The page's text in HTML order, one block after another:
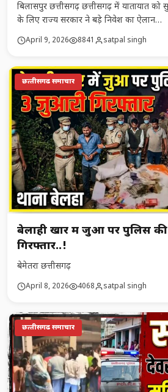
​बिलासपुर छत्तीसगढ़ ​छत्तीसगढ़ में यातायात
के लिए राज्य सरकार ने बड़े निवेश का ऐलान…
April 9, 2026 8841 satpal singh
छत्‍तीसगढ समाचार
बेलाही खार में जुआ पर पुलिस
गिरफ्तार..!
बेमेतरा छत्तीसगढ़
April 8, 2026 4068 satpal singh
छत्‍तीसगढ समाचार